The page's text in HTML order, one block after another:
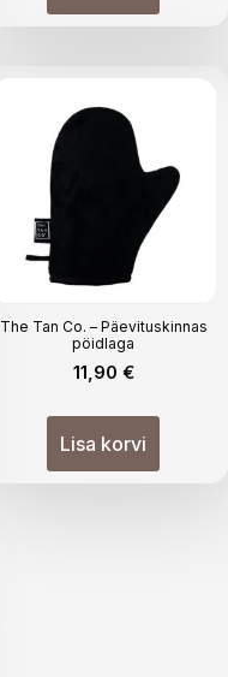
The Tan Co. – Päevituskinnas
pöidlaga
11,90 €
Lisa korvi